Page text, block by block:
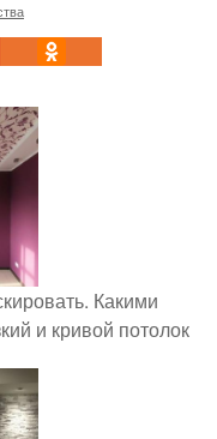
Какими
и кривой потолок